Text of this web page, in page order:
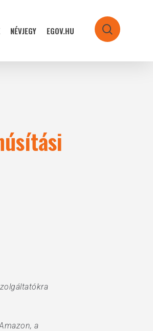
NÉVJEGY EGOV.HU search
a